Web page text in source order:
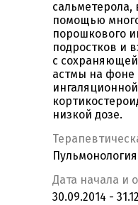
сальметерола,
помощью
порошкового
подростков и
с
астмы на фоне
ингаляционной
низкой дозе.
Пульмонология
Дата начала и
30.09.2014 -